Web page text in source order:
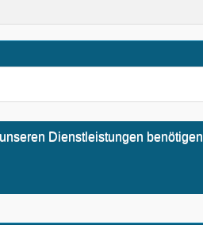
Dienstleistungen benötigen